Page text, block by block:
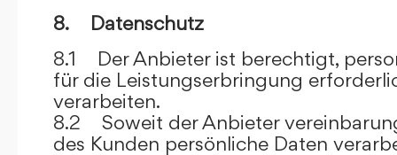
8. Datenschutz
8.1 Der Anbieter ist berechtigt,
für die Leistungserbringung
verarbeiten.
8.2 Soweit der Anbieter
des Kunden persönliche Daten